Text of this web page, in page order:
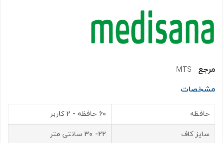
مرجع MTS
مشخصات
حافظه ۶۰ حافظه - ۲ کاربر
سایز کاف ۲۲- ۳۰ سانتی متر